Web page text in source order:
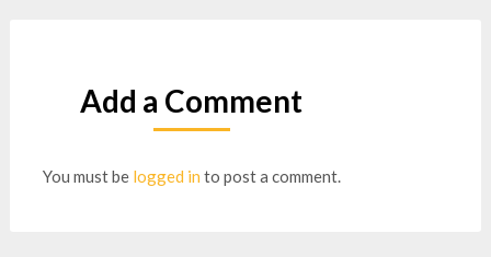
Add a Comment
You must be logged in to post a comment.